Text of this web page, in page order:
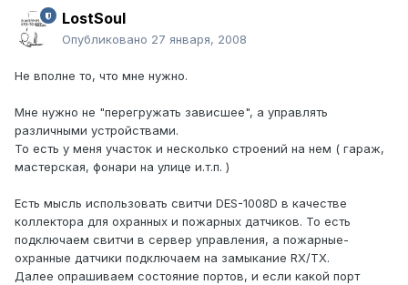
LostSoul
Опубликовано 27 января, 2008
Не вполне то, что мне нужно.
Мне нужно не "перегружать зависшее", а управлять
различными устройствами.
То есть у меня участок и несколько строений на нем ( гараж,
мастерская, фонари на улице и.т.п. )
Есть мысль использовать свитчи DES-1008D в качестве
коллектора для охранных и пожарных датчиков. То есть
подключаем свитчи в сервер управления, а пожарные-
охранные датчики подключаем на замыкание RX/TX.
Далее опрашиваем состояние портов, и если какой порт